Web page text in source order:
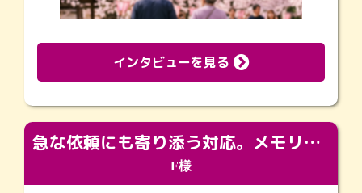
インタビューを見る
急な依頼にも寄り添う対応。メモリアルコーナーで振り返る大切な日々
F様